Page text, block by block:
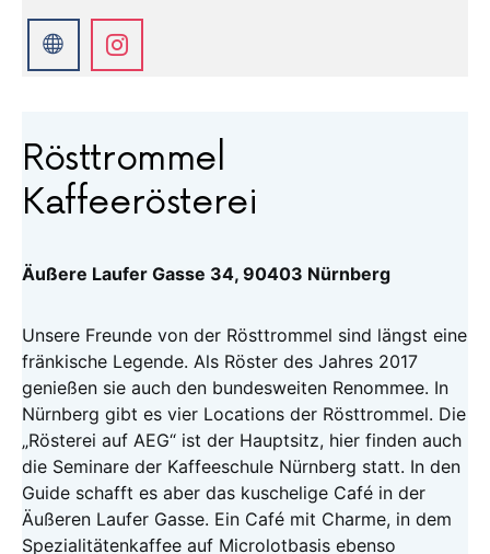
Rösttrommel
Kaffeerösterei
Äußere Laufer Gasse 34, 90403 Nürnberg
Unsere Freunde von der Rösttrommel sind längst eine
fränkische Legende. Als Röster des Jahres 2017
genießen sie auch den bundesweiten Renommee. In
Nürnberg gibt es vier Locations der Rösttrommel. Die
„Rösterei auf AEG“ ist der Hauptsitz, hier finden auch
die Seminare der Kaffeeschule Nürnberg statt. In den
Guide schafft es aber das kuschelige Café in der
Äußeren Laufer Gasse. Ein Café mit Charme, in dem
Spezialitätenkaffee auf Microlotbasis ebenso